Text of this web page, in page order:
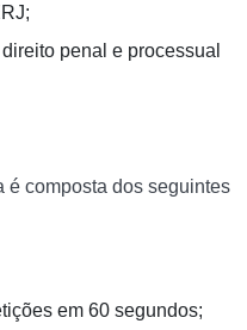
penal e processual
é composta dos seguintes
em 60 segundos;